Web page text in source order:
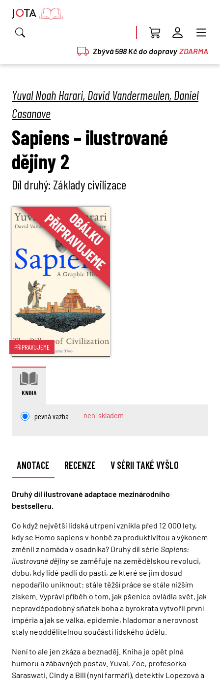
Zbývá 598 Kč do dopravy ZDARMA
PŘIPRAVUJEME
Yuval Noah Harari, David Vandermeulen, Daniel
Casanave
Sapiens – ilustrované
dějiny 2
Díl druhý: Základy civilizace
KNIHA
pevná vazba není skladem
ANOTACE RECENZE V SÉRII TAKÉ VYŠLO
Druhý díl ilustrované adaptace mezinárodního
bestselleru.
Co když největší lidská utrpení vznikla před 12 000 lety,
kdy se Homo sapiens v honbě za produktivitou a výkonem
změnil z nomáda v osadníka? Druhý díl série Sapiens:
ilustrované dějinyse zaměřuje na zemědělskou revoluci,
dobu, kdy lidé padli do pasti, ze které se jim dosud
nepodařilo uniknout: stále těžší práce se stále nižším
ziskem. Vypráví příběh o tom, jak pšenice ovládla svět, jak
nepravděpodobný sňatek boha a byrokrata vytvořil první
impéria a jak se válka, epidemie, hladomor a nerovnost
staly neoddělitelnou součástí lidského údělu.
Není to ale jen zkáza a beznaděj. Kniha je opět plná
humoru a zábavných postav. Yuval, Zoe, profesorka
Saraswati, Cindy a Bill (nyní farmáři), detektiv Lopezová a